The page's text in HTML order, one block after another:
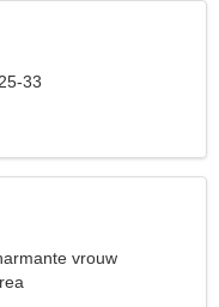
33
vrouw